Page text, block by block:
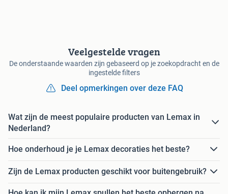
Veelgestelde vragen
De onderstaande waarden zijn gebaseerd op je zoekopdracht en de
ingestelde filters
Deel opmerkingen over deze FAQ
Wat zijn de meest populaire producten van Lemax in
Nederland?
Hoe onderhoud je je Lemax decoraties het beste?
Zijn de Lemax producten geschikt voor buitengebruik?